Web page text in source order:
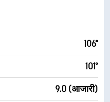
106°
101°
9.0 (आजारी)